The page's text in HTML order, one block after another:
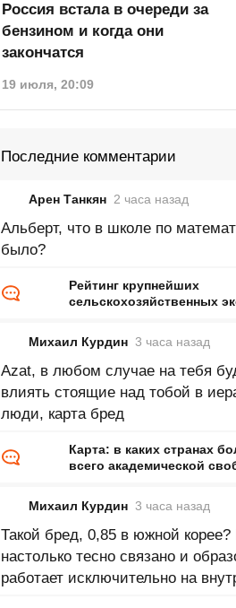
Россия встала в очереди за
бензином и когда они
закончатся
19 июля, 20:09
Последние комментарии
Арен Танкян 2 часа назад
Альберт, что в школе по
было?
Рейтинг крупнейших
сельскохозяйственных
Михаил Курдин 3 часа назад
Azat, в любом случае на тебя
влиять стоящие над тобой в
люди, карта бред
Карта: в каких странах
всего академической
Михаил Курдин 3 часа назад
Такой бред, 0,85 в южной корее?
настолько тесно связано и
работает исключительно на